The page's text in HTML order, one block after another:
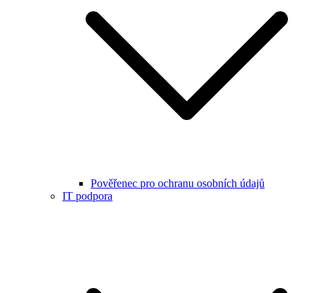
Pověřenec pro ochranu osobních údajů
IT podpora